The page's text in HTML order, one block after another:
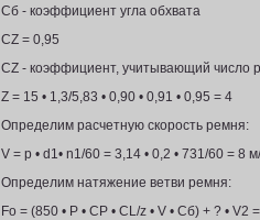
Cб - коэффициент угла обхвата
CZ = 0,95
CZ - коэффициент, учитывающий число
Z = 15 • 1,3/5,83 • 0,90 • 0,91 • 0,95 = 4
Определим расчетную скорость ремня:
V = р • d1• n1/60 = 3,14 • 0,2 • 731/60 = 8
Определим натяжение ветви ремня:
Fo = (850 • P • CP • CL/z • V • Cб) + ? • V2